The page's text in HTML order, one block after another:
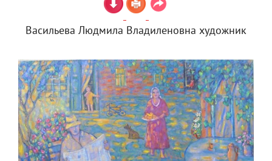
Васильева Людмила Владиленовна художник